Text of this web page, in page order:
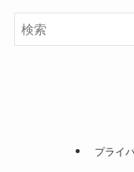
プライ